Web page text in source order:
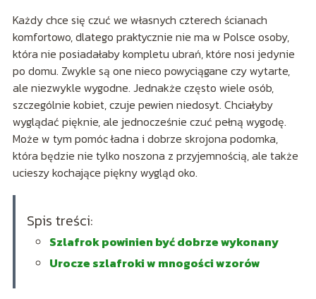
Każdy chce się czuć we własnych czterech ścianach
komfortowo, dlatego praktycznie nie ma w Polsce osoby,
która nie posiadałaby kompletu ubrań, które nosi jedynie
po domu. Zwykle są one nieco powyciągane czy wytarte,
ale niezwykle wygodne. Jednakże często wiele osób,
szczególnie kobiet, czuje pewien niedosyt. Chciałyby
wyglądać pięknie, ale jednocześnie czuć pełną wygodę.
Może w tym pomóc ładna i dobrze skrojona podomka,
która będzie nie tylko noszona z przyjemnością, ale także
ucieszy kochające piękny wygląd oko.
Spis treści:
Szlafrok powinien być dobrze wykonany
Urocze szlafroki w mnogości wzorów